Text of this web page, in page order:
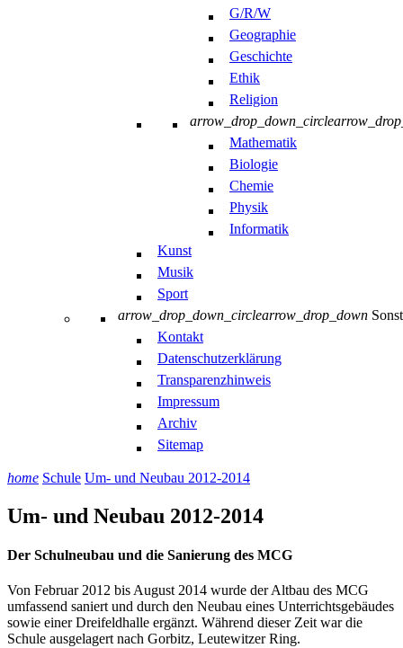
G/R/W
Geographie
Geschichte
Ethik
Religion
arrow_drop_down_circle
Mathematik
Biologie
Chemie
Physik
Informatik
Kunst
Musik
Sport
arrow_drop_down_circlearrow_drop_down
Kontakt
Datenschutzerklärung
Transparenzhinweis
Impressum
Archiv
Sitemap
home Schule Um- und Neubau 2012-2014
Um- und Neubau 2012-2014
Der Schulneubau und die Sanierung des MCG
Von Februar 2012 bis August 2014 wurde der Altbau des MCG
umfassend saniert und durch den Neubau eines Unterrichtsgebäudes
sowie einer Dreifeldhalle ergänzt. Während dieser Zeit war die
Schule ausgelagert nach Gorbitz, Leutewitzer Ring.